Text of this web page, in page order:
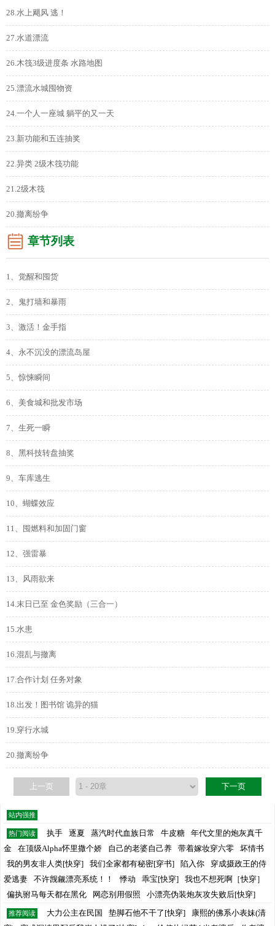
28.水上飓风 逃！
27.水道漂流
26.木筏3级进度条 水路地图
25.漂流水城囤物资
24.一个人一座城 躺平的又一天
23.新功能和五连抽奖
22.异类 2级木筏功能
21.2级木筏
20.撤离纷争
章节列表
1、觉醒和囤货
2、鬼打墙和暴雨
3、激活！金手指
4、永不沉没的漂流岛屋
5、惊悚瞬间
6、美食城和批发市场
7、生死一瞬
8、黑科技转盘抽奖
9、车库逃生
10、蝴蝶效应
11、囤燃料和加固门窗
12、强雷暴
13、风雨欲来
14.末日已至 金色奖励（三合一）
15.水患
16.混乱与撤离
17.合作计划 任务对象
18.出发！图书馆 诡异的猫
19.穿行水城
20.撤离纷争
上一页 下一页
站内强推
热门阅读 执手 逐夏 蒸汽时代血族日常 牛皮糖
年代文里的炮灰真千
金
在顶级Alpha怀里撒个娇 自己的老婆自己养 带着嫁妆穿六零
坏情书
我的男友非人类[快穿]
我们全家都有秘密[穿书] 陷入你
穿成摄政王的侍
爱逃妻
不许觊觎漂亮系统！！ 悸动 乖宝[快穿]
我也不想死啊［快穿］
偏执驸马每天都在黑化
网恋别用假照 小漂亮伪装炮灰攻失败后[快穿]
推荐阅读 大力公主在民国 垫脚石他不干了[快穿]
康熙的佛系小表妹(清